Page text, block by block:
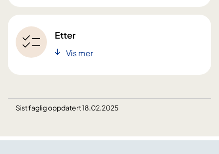
Etter
Vis mer
Sist faglig oppdatert 18.02.2025